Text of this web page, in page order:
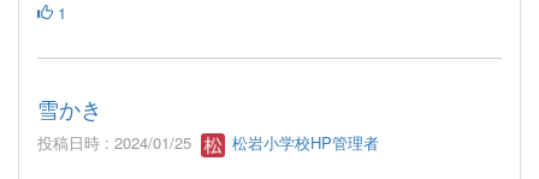
1
雪かき
投稿日時 : 2024/01/25 松岩小学校HP管理者